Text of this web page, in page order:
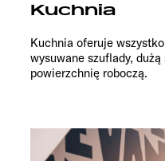
Kuchnia
Kuchnia oferuje
wysuwane szuflady,
powierzchnię roboczą.